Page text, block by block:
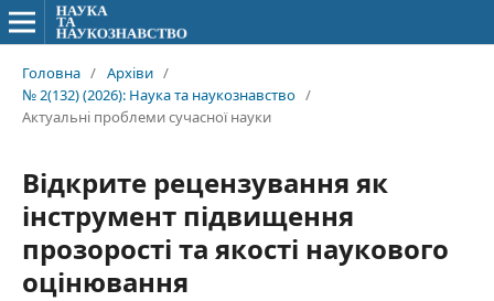
Головна / Архіви /
№ 2(132) (2026): Наука та наукознавство /
Актуальні проблеми сучасної науки
Відкрите рецензування як
інструмент підвищення
прозорості та якості наукового
оцінювання